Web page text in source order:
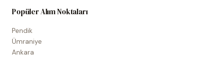
Popüler Alım Noktaları
Pendik
Ümraniye
Ankara